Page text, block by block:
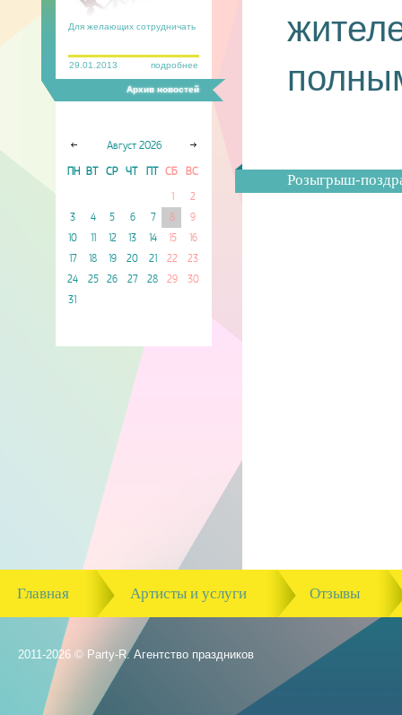
29.01.2013 подробнее
Для желающих сотрудничать
Архив новостей
Август 2026
ПН ВТ СР ЧТ СБ ВС
1
2
3
4 5 6 7 8
9
10
11 12 13 14 15
16
17
18 19 20 21 22
23
24
25 26 27 28 29
30
31
Розыгрыш-
Главная Артисты и услуги Отзывы
2011-2026 © Party-R. Агентство праздников